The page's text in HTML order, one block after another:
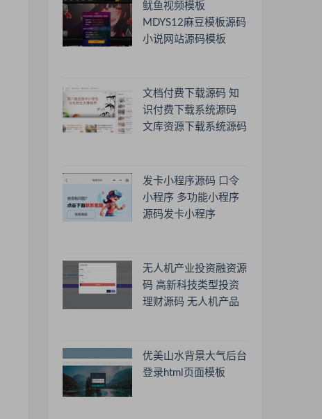
鱿鱼视频模板
MDYS12麻豆模板源码
小说网站源码模板
文档付费下载源码 知
识付费下载系统源码
文库资源下载系统源码
发卡小程序源码 口令
小程序 多功能小程序
源码发卡小程序
无人机产业投资融资源
码 高新科技类型投资
理财源码 无人机产品
优美山水背景大气后台
登录html页面模板